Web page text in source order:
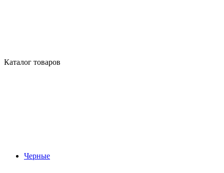
Каталог товаров
Черные